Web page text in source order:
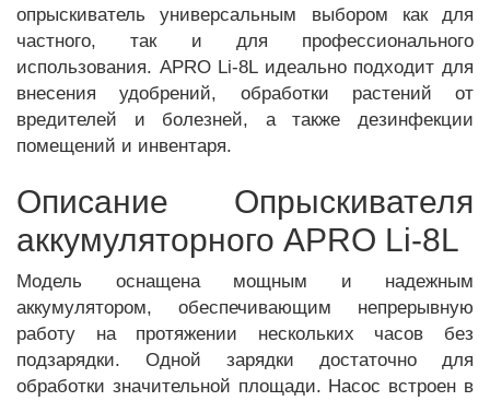
опрыскиватель универсальным выбором как для
частного, так и для профессионального
использования. APRO Li-8L идеально подходит для
внесения удобрений, обработки растений от
вредителей и болезней, а также дезинфекции
помещений и инвентаря.
Описание Опрыскивателя
аккумуляторного APRO Li-8L
Модель оснащена мощным и надежным
аккумулятором, обеспечивающим непрерывную
работу на протяжении нескольких часов без
подзарядки. Одной зарядки достаточно для
обработки значительной площади. Насос встроен в